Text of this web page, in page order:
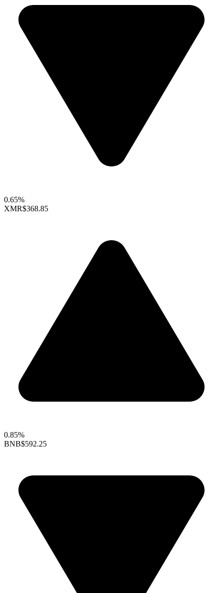
0.65%
XMR$368.85
0.85%
BNB$592.25